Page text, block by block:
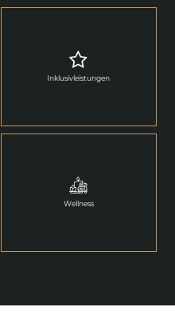
Inklusivleistungen
Wellness